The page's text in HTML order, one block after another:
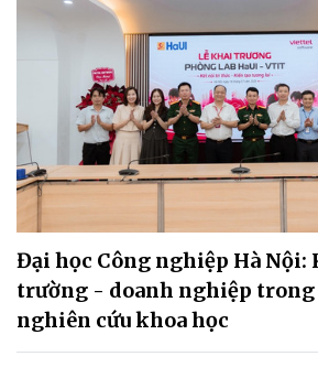
Đại học Công nghiệp Hà Nội:
trường - doanh nghiệp trong
nghiên cứu khoa học